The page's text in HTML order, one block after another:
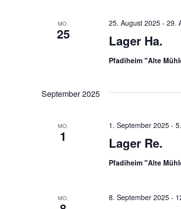
MO.
25 Lager Ha.
25. August 2025- 29.
Pfadiheim "Alte
September 2025
MO.
1 Lager Re.
1. September 2025-
Pfadiheim "Alte
MO. 8. September 2025-